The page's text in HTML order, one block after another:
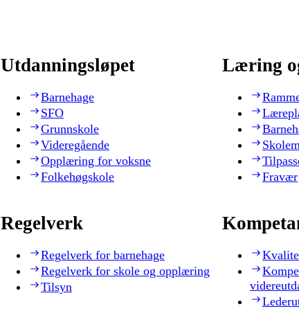
Utdanningsløpet
Barnehage
SFO
Grunnskole
Videregående
Opplæring for voksne
Folkehøgskole
Læring
Fravær
Regelverk
Regelverk for barnehage
Regelverk for skole og opplæring
Tilsyn